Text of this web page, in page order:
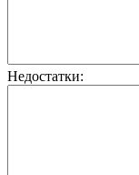
Недостатки: